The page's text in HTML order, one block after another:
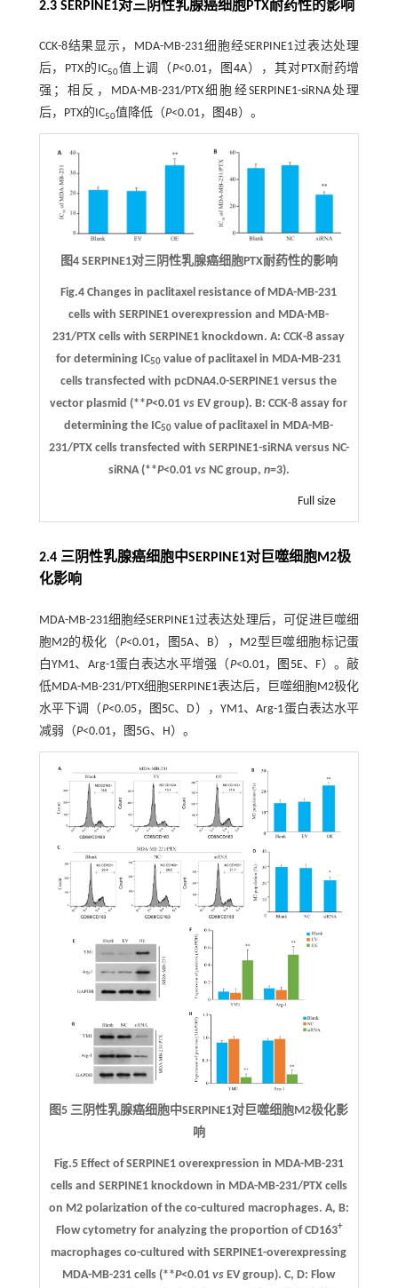
2.3 SERPINE1对三阴性乳腺癌细胞PTX耐药性的影响
CCK-8结果显示，MDA-MB-231细胞经SERPINE1过表达处理
后，PTX的IC50值上调（ P<0.01， 图4A），其对PTX耐药增
强；相反，MDA-MB-231/PTX细胞经SERPINE1-siRNA处理
后，PTX的IC50值降低（P<0.01， 图4B）。
图4 SERPINE1对三阴性乳腺癌细胞PTX耐药性的影响
Fig.4 Changes in paclitaxel resistance of MDA-MB-231
cells with SERPINE1 overexpression and MDA-MB-
231/PTX cells with SERPINE1 knockdown.A: CCK-8 assay
for determining IC50 value of paclitaxel in MDA-MB-231
cells transfected with pcDNA4.0-SERPINE1 versus the
vector plasmid (**P<0.01vs EV group).B: CCK-8 assay for
determining the IC50 value of paclitaxel in MDA-MB-
231/PTX cells transfected with SERPINE1-siRNA versus NC-
siRNA (**P<0.01 vsNC group, n=3).
Full size
2.4 三阴性乳腺癌细胞中SERPINE1对巨噬细胞M2极
化影响
MDA-MB-231细胞经SERPINE1过表达处理后，可促进巨噬细
胞M2的极化（P<0.01， 图5A、B），M2型巨噬细胞标记蛋
白YM1、Arg-1蛋白表达水平增强（P<0.01， 图5E、F）。敲
低MDA-MB-231/PTX细胞SERPINE1表达后，巨噬细胞M2极化
水平下调（P<0.05， 图5C、D），YM1、Arg-1蛋白表达水平
减弱（P<0.01， 图5G、H）。
图5 三阴性乳腺癌细胞中SERPINE1对巨噬细胞M2极化影
响
Fig.5 Effect of SERPINE1 overexpression in MDA-MB-231
cells and SERPINE1 knockdown in MDA-MB-231/PTX cells
on M2 polarization of the co-cultured macrophages. A, B:
Flow cytometry for analyzing the proportion of CD163+
macrophages co-cultured with SERPINE1-overexpressing
MDA-MB-231 cells (**P<0.01vs EV group).C,D: Flow